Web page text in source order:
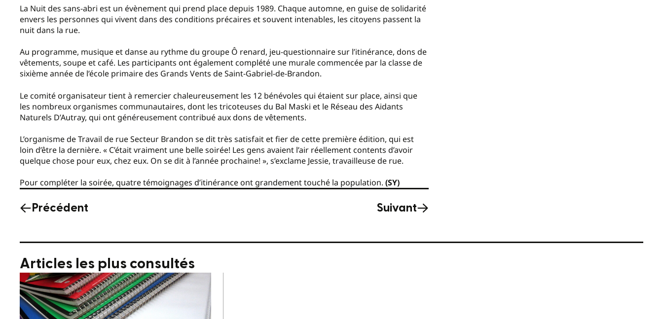
La Nuit des sans-abri est un évènement qui prend place depuis 1989. Chaque automne, en guise de solidarité
envers les personnes qui vivent dans des conditions précaires et souvent intenables, les citoyens passent la
nuit dans la rue.
Au programme, musique et danse au rythme du groupe Ô renard, jeu-questionnaire sur l’itinérance, dons de
vêtements, soupe et café. Les participants ont également complété une murale commencée par la classe de
sixième année de l’école primaire des Grands Vents de Saint-Gabriel-de-Brandon.
Le comité organisateur tient à remercier chaleureusement les 12 bénévoles qui étaient sur place, ainsi que
les nombreux organismes communautaires, dont les tricoteuses du Bal Maski et le Réseau des Aidants
Naturels D’Autray, qui ont généreusement contribué aux dons de vêtements.
L’organisme de Travail de rue Secteur Brandon se dit très satisfait et fier de cette première édition, qui est
loin d’être la dernière. « C’était vraiment une belle soirée! Les gens avaient l’air réellement contents d’avoir
quelque chose pour eux, chez eux. On se dit à l’année prochaine! », s’exclame Jessie, travailleuse de rue.
Pour compléter la soirée, quatre témoignages d’itinérance ont grandement touché la population. (SY)
Précédent Suivant
Articles les plus consultés